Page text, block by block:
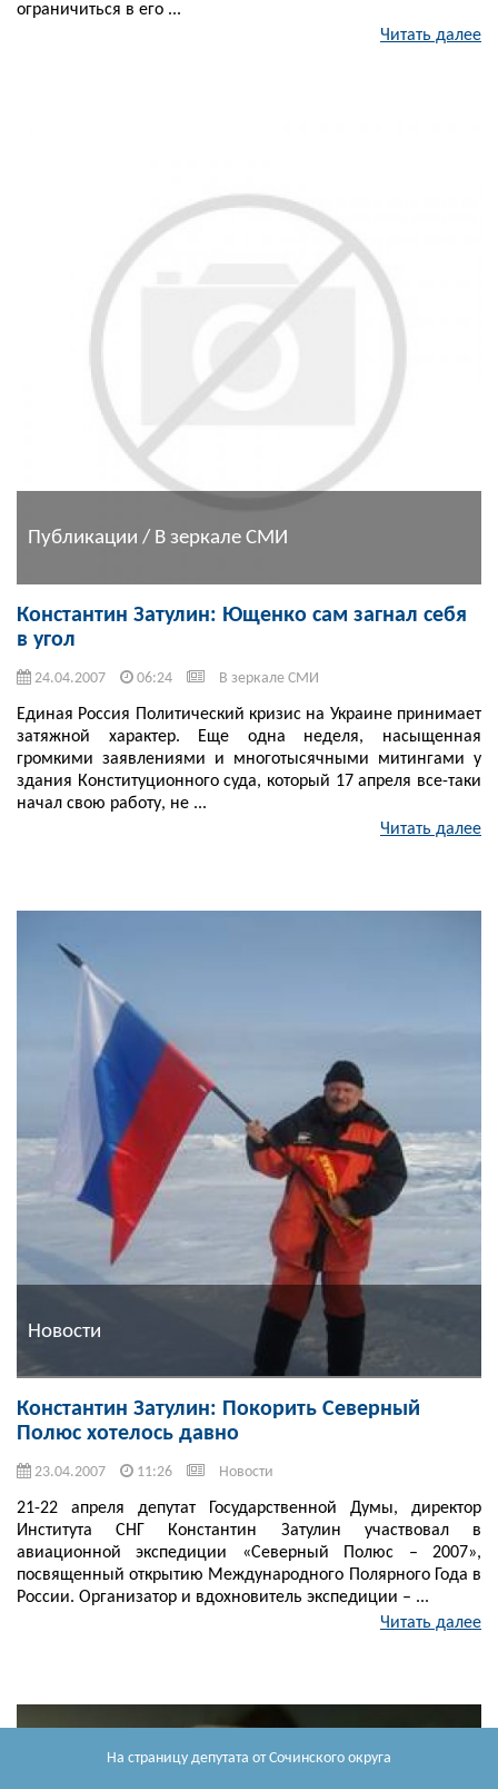
На страницу депутата от Сочинского округа
ограничиться в его ...
Читать далее
Публикации / В зеркале СМИ
Константин Затулин: Ющенко сам загнал себя
в угол
24.04.2007 06:24 В зеркале СМИ
Единая Россия Политический кризис на Украине принимает
затяжной характер. Еще одна неделя, насыщенная
громкими заявлениями и многотысячными митингами у
здания Конституционного суда, который 17 апреля все-таки
начал свою работу, не ...
Читать далее
Новости
Константин Затулин: Покорить Северный
Полюс хотелось давно
23.04.2007 11:26 Новости
21-22 апреля депутат Государственной Думы, директор
Института СНГ Константин Затулин участвовал в
авиационной экспедиции «Северный Полюс – 2007»,
посвященный открытию Международного Полярного Года в
России. Организатор и вдохновитель экспедиции – ...
Читать далее